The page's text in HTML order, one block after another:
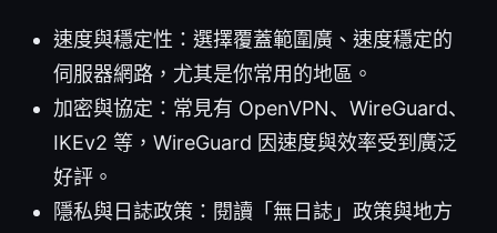
速度與穩定性：選擇覆蓋範圍廣、速度穩定的
伺服器網路，尤其是你常用的地區。
加密與協定：常見有 OpenVPN、WireGuard、
IKEv2 等，WireGuard 因速度與效率受到廣泛
好評。
隱私與日誌政策：閱讀「無日誌」政策與地方